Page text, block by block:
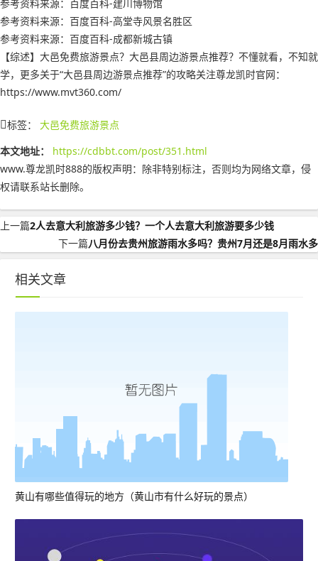
参考资料来源：百度百科-建川博物馆
参考资料来源：百度百科-高堂寺风景名胜区
参考资料来源：百度百科-成都新城古镇
【综述】大邑免费旅游景点？大邑县周边游景点推荐？不懂就看，不知就
学，更多关于“大邑县周边游景点推荐”的攻略关注尊龙凯时官网：
https://www.mvt360.com/
标签： 大邑免费旅游景点
本文地址：
https://cdbbt.com/post/351.html
www.尊龙凯时888的版权声明： 除非特别标注，否则均为网络文章，侵
权请联系站长删除。
上一篇2人去意大利旅游多少钱？一个人去意大利旅游要多少钱
下一篇八月份去贵州旅游雨水多吗？贵州7月还是8月雨水多
相关文章
黄山有哪些值得玩的地方（黄山市有什么好玩的景点）